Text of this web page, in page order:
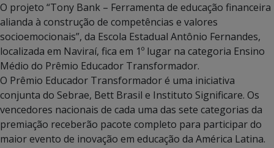
O projeto “Tony Bank – Ferramenta de educação financeira
alianda à construção de competências e valores
socioemocionais”, da Escola Estadual Antônio Fernandes,
localizada em Naviraí, fica em 1º lugar na categoria Ensino
Médio do Prêmio Educador Transformador.
O Prêmio Educador Transformador é uma iniciativa
conjunta do Sebrae, Bett Brasil e Instituto Significare. Os
vencedores nacionais de cada uma das sete categorias da
premiação receberão pacote completo para participar do
maior evento de inovação em educação da América Latina.